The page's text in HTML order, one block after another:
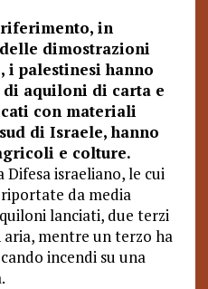
in
dimostrazioni
palestinesi hanno
aquiloni di carta e
con materiali
di Israele, hanno
e colture.
israeliano, le cui
da media
lanciati, due terzi
mentre un terzo ha
incendi su una